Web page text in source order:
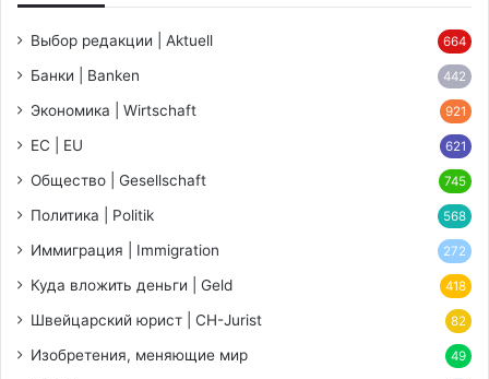
Выбор редакции | Aktuell 664
Банки | Banken 442
Экономика | Wirtschaft 921
ЕС | EU 621
Общество | Gesellschaft 745
Политика | Politik 568
Иммиграция | Immigration 272
Куда вложить деньги | Geld 418
Швейцарский юрист | CH-Jurist 82
Изобретения, меняющие мир 49